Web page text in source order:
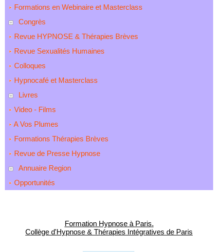
Formations en Webinaire et Masterclass
Congrès
Revue HYPNOSE & Thérapies Brèves
Revue Sexualités Humaines
Colloques
Hypnocafé et Masterclass
Livres
Video - Films
A Vos Plumes
Formations Thérapies Brèves
Revue de Presse Hypnose
Annuaire Region
Opportunités
Formation Hypnose à Paris.
Collège d'Hypnose & Thérapies Intégratives de Paris